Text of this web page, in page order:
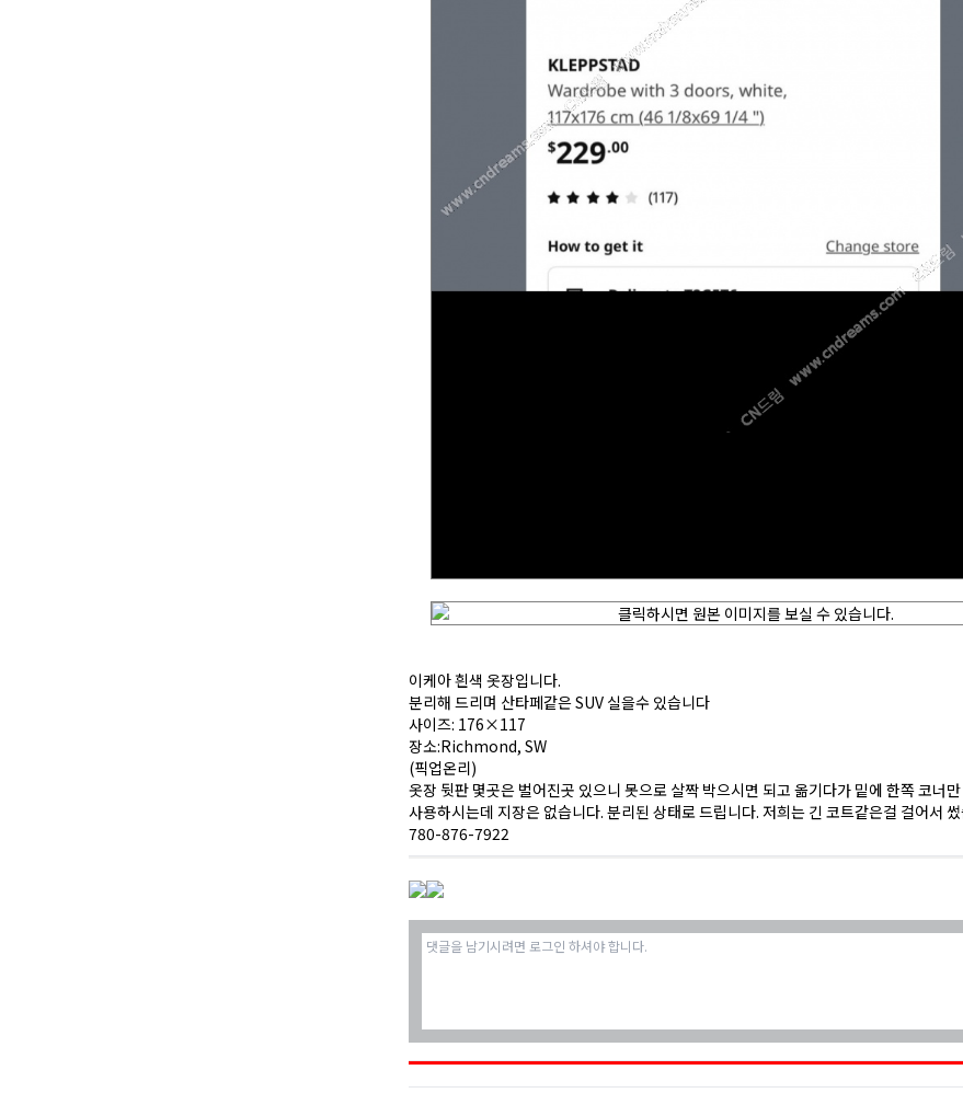
이케아 흰색 옷장입니다.
분리해 드리며 산타페같은 SUV 실을수 있습니다
사이즈: 176×117
장소:Richmond, SW
(픽업온리)
옷장 뒷판 몇곳은 벌어진곳 있으니 못으로 살짝 박으시면 되고 옮기다가 밑에 한쪽 코너
사용하시는데 지장은 없습니다. 분리된 상태로 드립니다. 저희는 긴 코트같은걸 걸어서
780-876-7922